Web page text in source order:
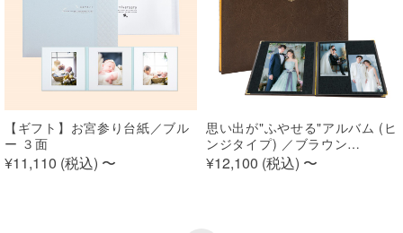
【ギフト】お宮参り台紙／ブル
ー ３面
¥11,110 (税込) 〜
思い出が"ふやせる"アルバム (ヒ
ンジタイプ) ／ブラウン
【250SQ用】
¥12,100 (税込) 〜